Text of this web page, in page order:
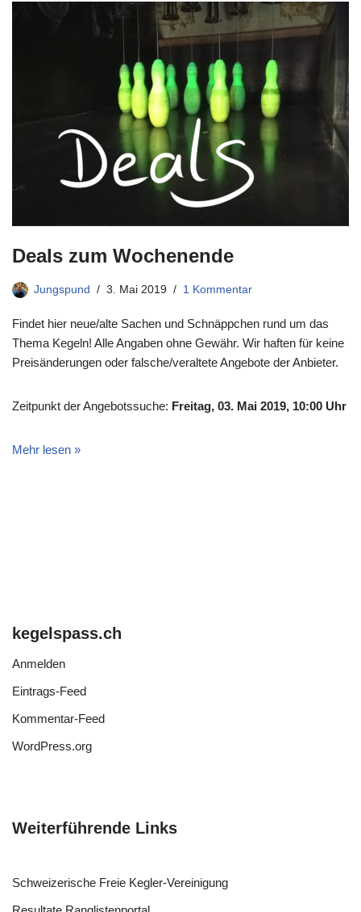
Deals zum Wochenende
Jungspund 3. Mai 2019 1 Kommentar
Findet hier neue/alte Sachen und Schnäppchen rund um das
Thema Kegeln! Alle Angaben ohne Gewähr. Wir haften für keine
Preisänderungen oder falsche/veraltete Angebote der Anbieter.
Zeitpunkt der Angebotssuche: Freitag, 03. Mai 2019, 10:00 Uhr
Mehr lesen »
kegelspass.ch
Anmelden
Eintrags-Feed
Kommentar-Feed
WordPress.org
Weiterführende Links
Schweizerische Freie Kegler-Vereinigung